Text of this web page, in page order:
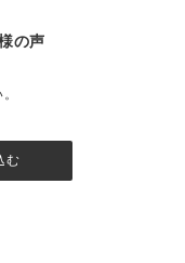
の声
む